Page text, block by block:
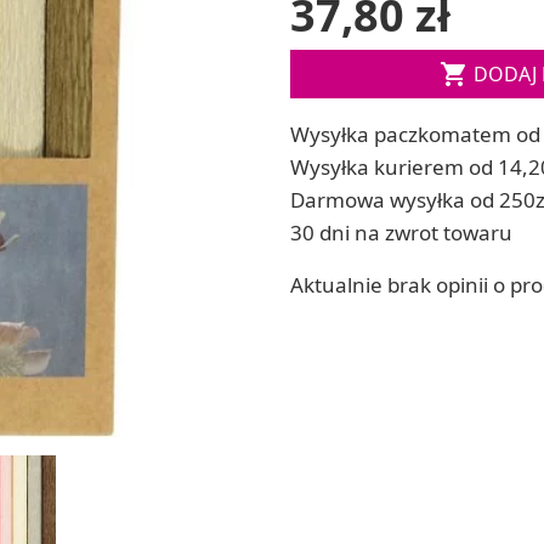
ręcznych
Zestawy do kul do kąpieli
Soda, kwasek, formy do kul do kąpieli
RZEŹBA, GLINY I ODLEWY
Lepienie i rzeźbienie
Odlewy dekoracyjne
Tworzenie z gliny polimerowej
Modelowanie dla dzieci
37,80 zł
 DODAJ
Wysyłka paczkomatem od
Wysyłka kurierem od
Darmowa wysyłka od
30 dni na zwrot towaru
Aktualnie brak opinii o